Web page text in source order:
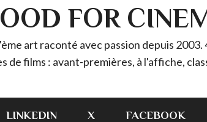
FOR
art raconté avec passion depuis
de films : avant-premières, à l'affiche,
LINKEDIN X FACEBOOK